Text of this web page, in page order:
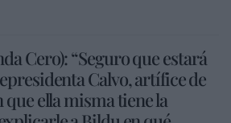
Cero): “Seguro que estará
Calvo, artífice de
que ella misma tiene la